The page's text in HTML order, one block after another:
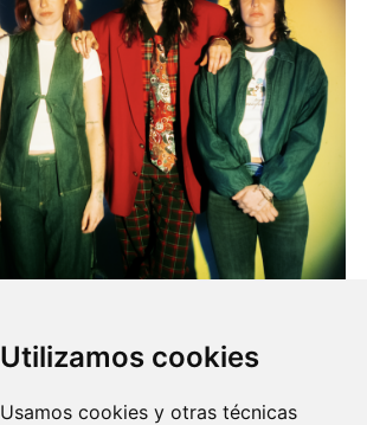
Utilizamos cookies
Usamos cookies y otras técnicas
GINEBRAS